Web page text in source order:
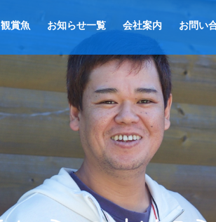
観賞魚 お知らせ一覧 会社案内 お問い